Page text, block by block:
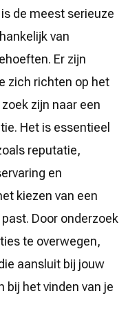
de meest serieuze
van
Er zijn
zich richten op het
zijn naar een
Het is essentieel
reputatie,
en
kiezen van een
Door onderzoek
te overwegen,
aansluit bij jouw
bij het vinden van je